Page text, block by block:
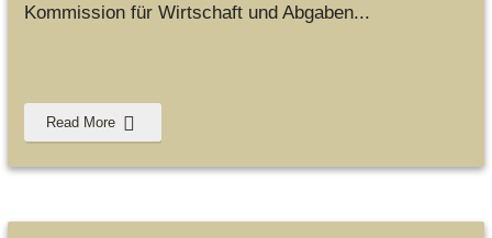
Kommission für Wirtschaft und Abgaben...
Read More